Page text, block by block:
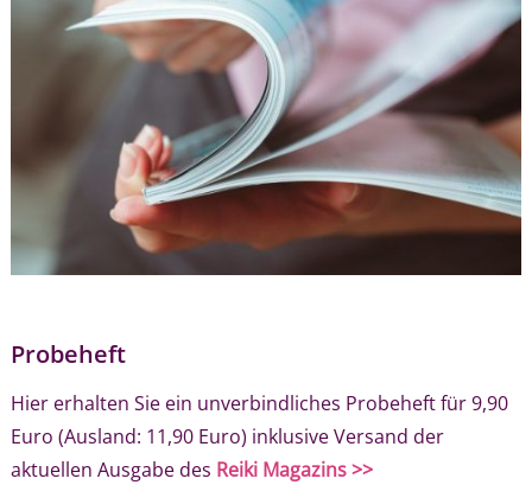
Probeheft
Hier erhalten Sie ein unverbindliches Probeheft für 9,90
Euro (Ausland: 11,90 Euro) inklusive Versand der
aktuellen Ausgabe des Reiki Magazins >>